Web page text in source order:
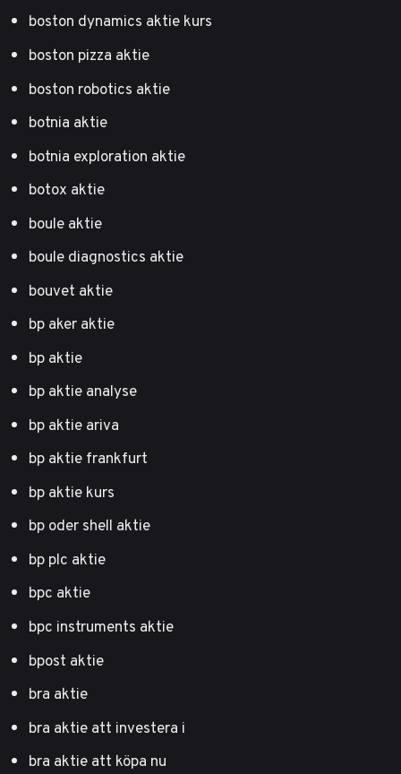
boston dynamics aktie kurs
boston pizza aktie
boston robotics aktie
botnia aktie
botnia exploration aktie
botox aktie
boule aktie
boule diagnostics aktie
bouvet aktie
bp aker aktie
bp aktie
bp aktie analyse
bp aktie ariva
bp aktie frankfurt
bp aktie kurs
bp oder shell aktie
bp plc aktie
bpc aktie
bpc instruments aktie
bpost aktie
bra aktie
bra aktie att investera i
bra aktie att köpa nu